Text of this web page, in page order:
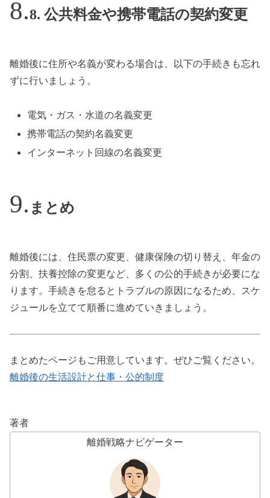
8. 公共料金や携帯電話の契約変更
離婚後に住所や名義が変わる場合は、以下の手続きも忘れ
ずに行いましょう。
電気・ガス・水道の名義変更
携帯電話の契約名義変更
インターネット回線の名義変更
まとめ
離婚後には、住民票の変更、健康保険の切り替え、年金の
分割、扶養控除の変更など、多くの公的手続きが必要にな
ります。手続きを怠るとトラブルの原因になるため、スケ
ジュールを立てて順番に進めていきましょう。
まとめたページもご用意しています。ぜひご覧ください。
離婚後の生活設計と仕事・公的制度
著者
離婚戦略ナビゲーター